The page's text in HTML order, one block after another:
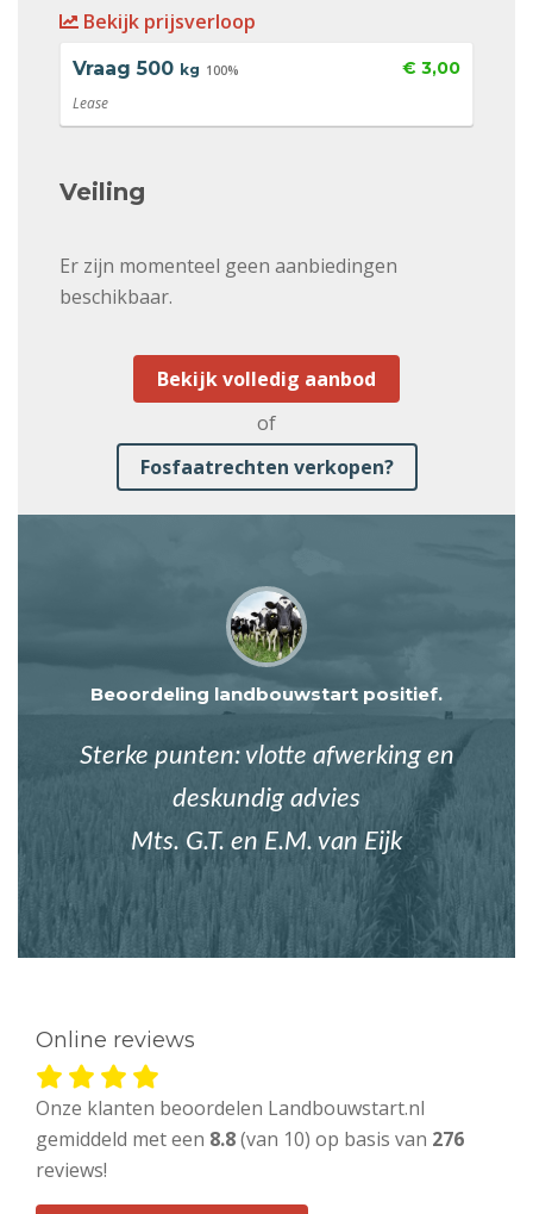
Bekijk prijsverloop
Vraag 500 kg 100% € 3,00
Lease
Veiling
Er zijn momenteel geen aanbiedingen
beschikbaar.
Bekijk volledig aanbod
of
Fosfaatrechten verkopen?
Beoordeling landbouwstart positief.
Sterke punten: vlotte afwerking en
deskundig advies
Mts. G.T. en E.M. van Eijk
Online reviews
Onze klanten beoordelen Landbouwstart.nl
gemiddeld met een 8.8(van 10) op basis van 276
reviews!